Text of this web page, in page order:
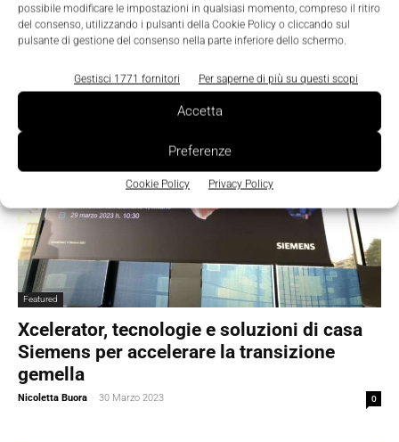
possibile modificare le impostazioni in qualsiasi momento, compreso il ritiro
del consenso, utilizzando i pulsanti della Cookie Policy o cliccando sul
pulsante di gestione del consenso nella parte inferiore dello schermo.
Gestisci 1771 fornitori Per saperne di più su questi scopi
Accetta
Preferenze
Cookie Policy Privacy Policy
Featured
Xcelerator, tecnologie e soluzioni di casa
Siemens per accelerare la transizione
gemella
Nicoletta Buora - 30 Marzo 2023 0